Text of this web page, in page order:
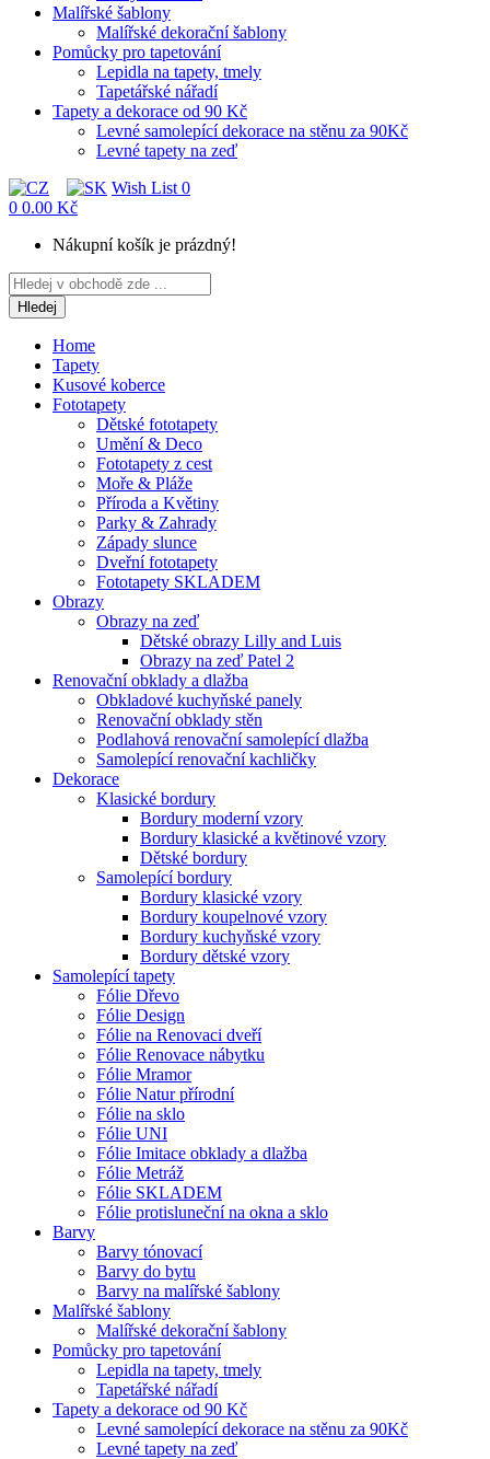
Malířské šablony
Malířské dekorační šablony
Pomůcky pro tapetování
Lepidla na tapety, tmely
Tapetářské nářadí
Tapety a dekorace od 90 Kč
Levné samolepící dekorace na stěnu za 90Kč
Levné tapety na zeď
Wish List 0
0 0.00 Kč
Nákupní košík je prázdný!
Hledej
Home
Tapety
Kusové koberce
Fototapety
Dětské fototapety
Umění & Deco
Fototapety z cest
Moře & Pláže
Příroda a Květiny
Parky & Zahrady
Západy slunce
Dveřní fototapety
Fototapety SKLADEM
Obrazy
Obrazy na zeď
Dětské obrazy Lilly and Luis
Obrazy na zeď Patel 2
Renovační obklady a dlažba
Obkladové kuchyňské panely
Renovační obklady stěn
Podlahová renovační samolepící dlažba
Samolepící renovační kachličky
Dekorace
Klasické bordury
Bordury moderní vzory
Bordury klasické a květinové vzory
Dětské bordury
Samolepící bordury
Bordury klasické vzory
Bordury koupelnové vzory
Bordury kuchyňské vzory
Bordury dětské vzory
Samolepící tapety
Fólie Dřevo
Fólie Design
Fólie na Renovaci dveří
Fólie Renovace nábytku
Fólie Mramor
Fólie Natur přírodní
Fólie na sklo
Fólie UNI
Fólie Imitace obklady a dlažba
Fólie Metráž
Fólie SKLADEM
Fólie protisluneční na okna a sklo
Barvy
Barvy tónovací
Barvy do bytu
Barvy na malířské šablony
Malířské šablony
Malířské dekorační šablony
Pomůcky pro tapetování
Lepidla na tapety, tmely
Tapetářské nářadí
Tapety a dekorace od 90 Kč
Levné samolepící dekorace na stěnu za 90Kč
Levné tapety na zeď